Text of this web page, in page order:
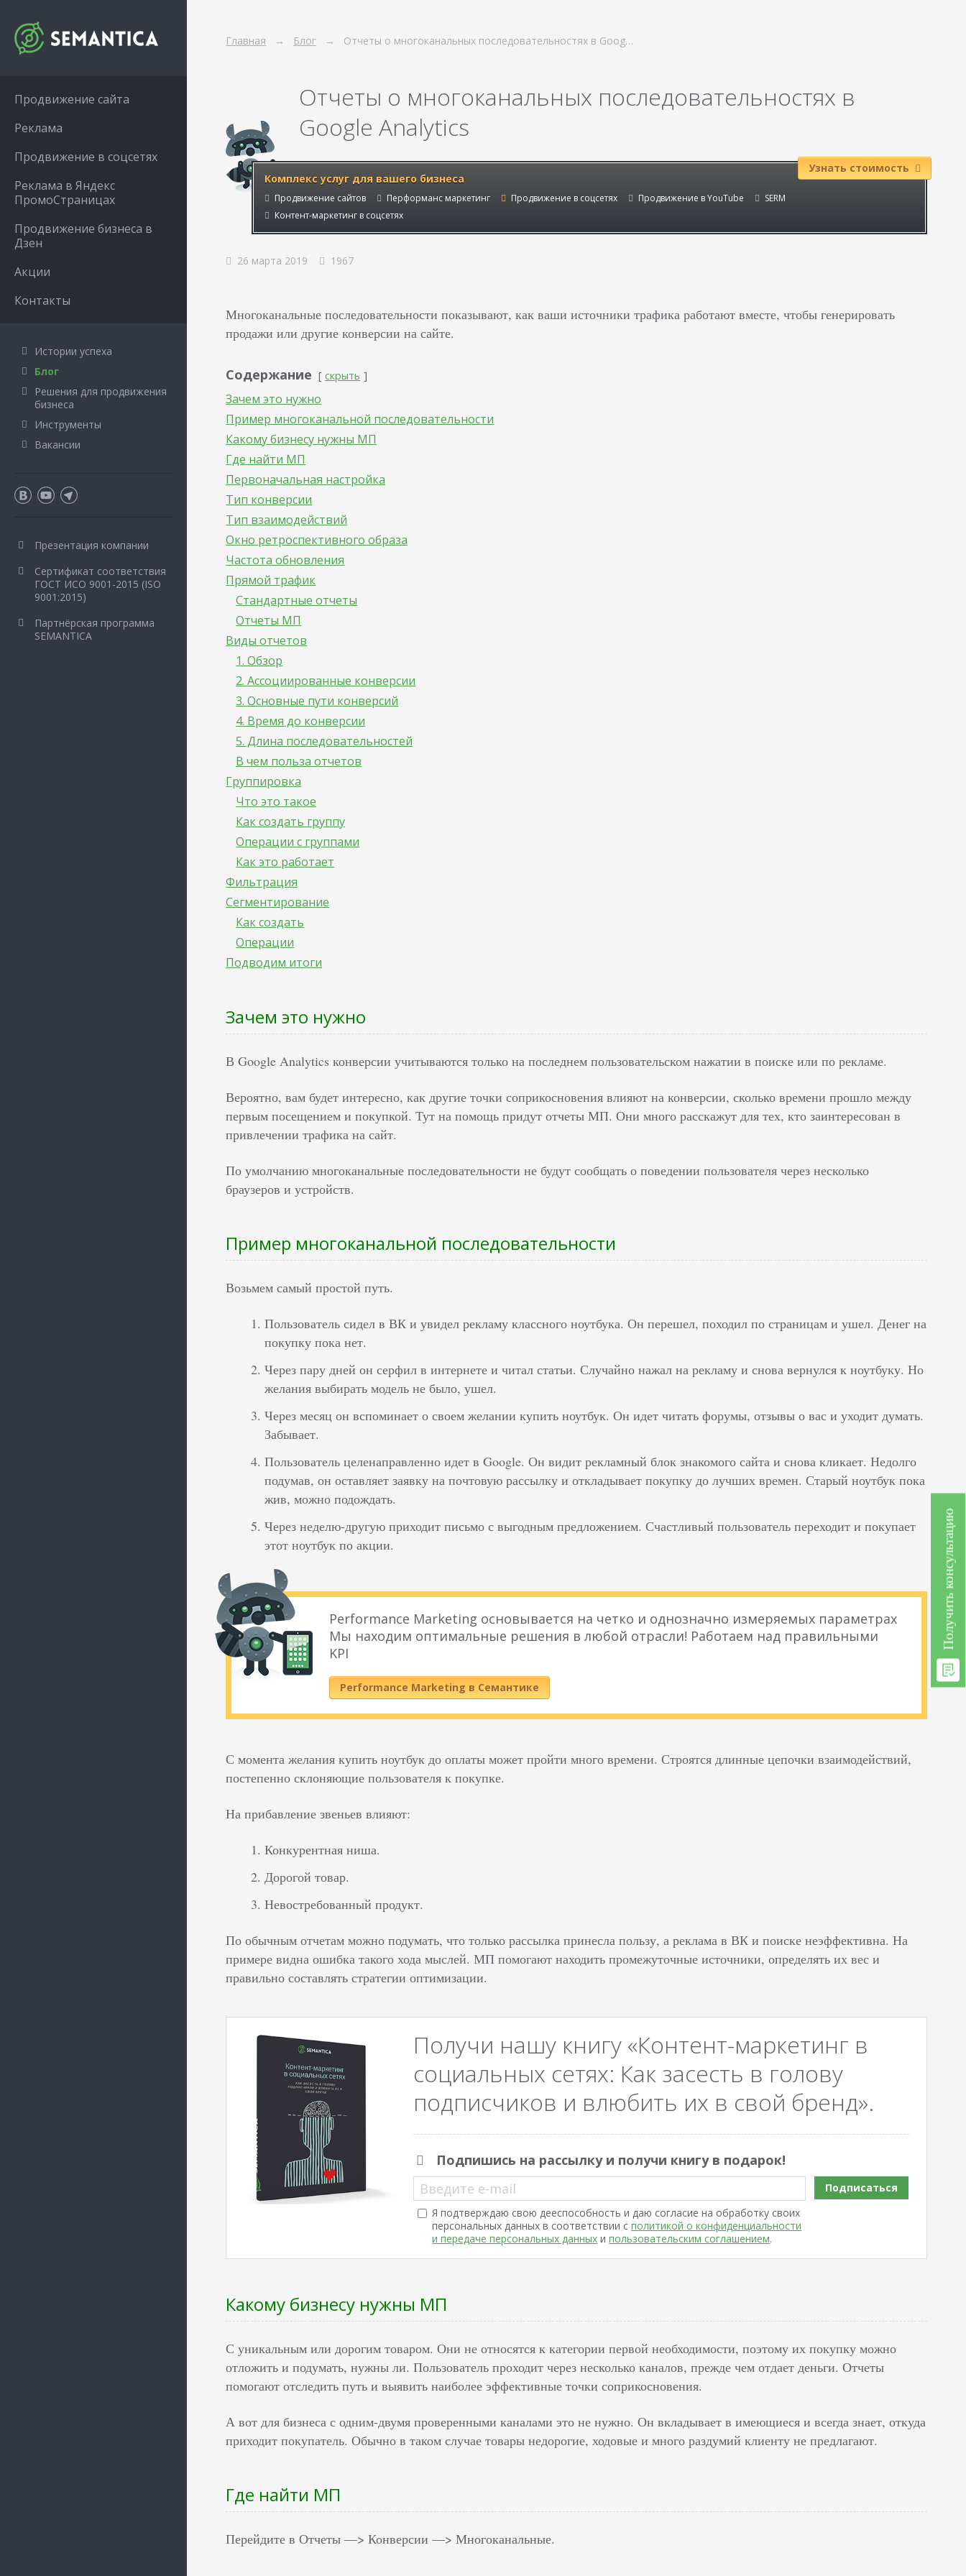
Главная Блог Отчеты о многоканальных последовательностях в Goog…
Отчеты о многоканальных последовательностях в
Google Analytics
Комплекс услуг для вашего бизнеса
Продвижение сайтов Перформанс маркетинг Продвижение в соцсетях Продвижение в YouTube
SERM
Контент-маркетинг в соцсетях
Узнать стоимость
26 марта 2019 1967
Многоканальные последовательности показывают, как ваши источники трафика работают вместе, чтобы генерировать
продажи или другие конверсии на сайте.
Содержание скрыть
Зачем это нужно
Пример многоканальной последовательности
Какому бизнесу нужны МП
Где найти МП
Первоначальная настройка
Тип конверсии
Тип взаимодействий
Окно ретроспективного образа
Частота обновления
Прямой трафик
Стандартные отчеты
Отчеты МП
Виды отчетов
1. Обзор
2. Ассоциированные конверсии
3. Основные пути конверсий
4. Время до конверсии
5. Длина последовательностей
В чем польза отчетов
Группировка
Что это такое
Как создать группу
Операции с группами
Как это работает
Фильтрация
Сегментирование
Как создать
Операции
Подводим итоги
Зачем это нужно
В Google Analytics конверсии учитываются только на последнем пользовательском нажатии в поиске или по рекламе.
Вероятно, вам будет интересно, как другие точки соприкосновения влияют на конверсии, сколько времени прошло между
первым посещением и покупкой. Тут на помощь придут отчеты МП. Они много расскажут для тех, кто заинтересован в
привлечении трафика на сайт.
По умолчанию многоканальные последовательности не будут сообщать о поведении пользователя через несколько
браузеров и устройств.
Пример многоканальной последовательности
Возьмем самый простой путь.
Пользователь сидел в ВК и увидел рекламу классного ноутбука. Он перешел, походил по страницам и ушел. Денег на
покупку пока нет.
Через пару дней он серфил в интернете и читал статьи. Случайно нажал на рекламу и снова вернулся к ноутбуку. Но
желания выбирать модель не было, ушел.
Через месяц он вспоминает о своем желании купить ноутбук. Он идет читать форумы, отзывы о вас и уходит думать.
Забывает.
Пользователь целенаправленно идет в Google. Он видит рекламный блок знакомого сайта и снова кликает. Недолго
подумав, он оставляет заявку на почтовую рассылку и откладывает покупку до лучших времен. Старый ноутбук пока
жив, можно подождать.
Через неделю-другую приходит письмо с выгодным предложением. Счастливый пользователь переходит и покупает
этот ноутбук по акции.
Performance Marketing основывается на четко и однозначно измеряемых параметрах
Мы находим оптимальные решения в любой отрасли! Работаем над правильными
KPI
Performance Marketing в Семантике
С момента желания купить ноутбук до оплаты может пройти много времени. Строятся длинные цепочки взаимодействий,
постепенно склоняющие пользователя к покупке.
На прибавление звеньев влияют:
Конкурентная ниша.
Дорогой товар.
Невостребованный продукт.
По обычным отчетам можно подумать, что только рассылка принесла пользу, а реклама в ВК и поиске неэффективна. На
примере видна ошибка такого хода мыслей. МП помогают находить промежуточные источники, определять их вес и
правильно составлять стратегии оптимизации.
Получи нашу книгу «Контент-маркетинг в
социальных сетях: Как засесть в голову
подписчиков и влюбить их в свой бренд».
Подпишись на рассылку и получи книгу в подарок!
Введите e-mail
Я подтверждаю свою дееспособность и даю согласие на обработку своих
персональных данных в соответствии сполитикой о конфиденциальности
и передаче персональных данных ипользовательским соглашением.
Подписаться
Какому бизнесу нужны МП
С уникальным или дорогим товаром. Они не относятся к категории первой необходимости, поэтому их покупку можно
отложить и подумать, нужны ли. Пользователь проходит через несколько каналов, прежде чем отдает деньги. Отчеты
помогают отследить путь и выявить наиболее эффективные точки соприкосновения.
А вот для бизнеса с одним-двумя проверенными каналами это не нужно. Он вкладывает в имеющиеся и всегда знает, откуда
приходит покупатель. Обычно в таком случае товары недорогие, ходовые и много раздумий клиенту не предлагают.
Где найти МП
Перейдите в Отчеты —> Конверсии —> Многоканальные.
Продвижение сайта
Реклама
Продвижение в соцсетях
Реклама в Яндекс
ПромоСтраницах
Продвижение бизнеса в
Дзен
Акции
Контакты
Истории успеха
Блог
Решения для продвижения
бизнеса
Инструменты
Вакансии
Презентация компании
Сертификат соответствия
ГОСТ ИСО 9001-2015 (ISO
9001:2015)
Партнёрская программа
SEMANTICA
Получить консультацию